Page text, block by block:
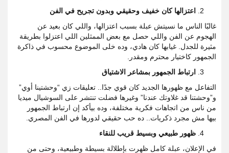
اعتزالها كان خفيف وحقيقي وبدون تجريح في الفن
غالبًا الناس ما نسيتش عبلة بسبب اعتزالها، واللي كان بعيد عن
الهجوم عن الفن واللي حصل مع بعض الممثلين اللي اعتزلوا بطريقة
مثيرة للجدل. غيابها كان هادي، وده خلى الموضوع محسوب في ذاكرة
الجمهور كاختيار محترم ومقدر.
ارتباط الجمهور بمشاعر الاشتياق
التفاعل مع ظهورها الجديد كان قوي جدًا.. تعليقات زي “وحشتينا أوي”
و”وحشتنا قد غلاوتك عندنا” وغيرها فضلت تنتشر على السوشيال ميديا
من ناس من اتجاهات فكرية مختلفة، وده بيأكد إن ارتباط الجمهور
بيها مش مجرد ذكريات.. ده حب حقيقي لدورها في الفن المصري.
ظهور طبيعي وبسيط قريب للنقاء
في الإعلان، عبلة كامل ظهرت بإطلالة بسيطة وطبيعية، وحتى من